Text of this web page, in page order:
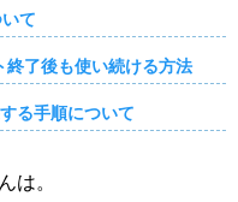
て
了後も使い続ける方法
る手順について
は。